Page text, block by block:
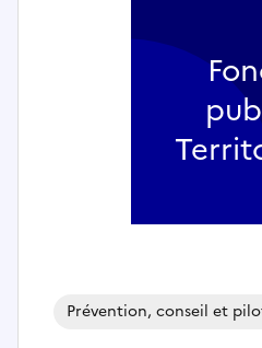
Prévention, conseil et